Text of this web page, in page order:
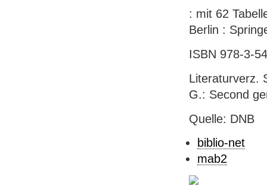
: mit 62
Berlin :
ISBN 978-3-
Literaturverz.
G.: Second
Quelle: DNB
biblio-net
mab2